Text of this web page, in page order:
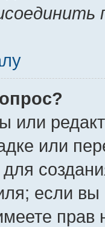
или
или
если
прав